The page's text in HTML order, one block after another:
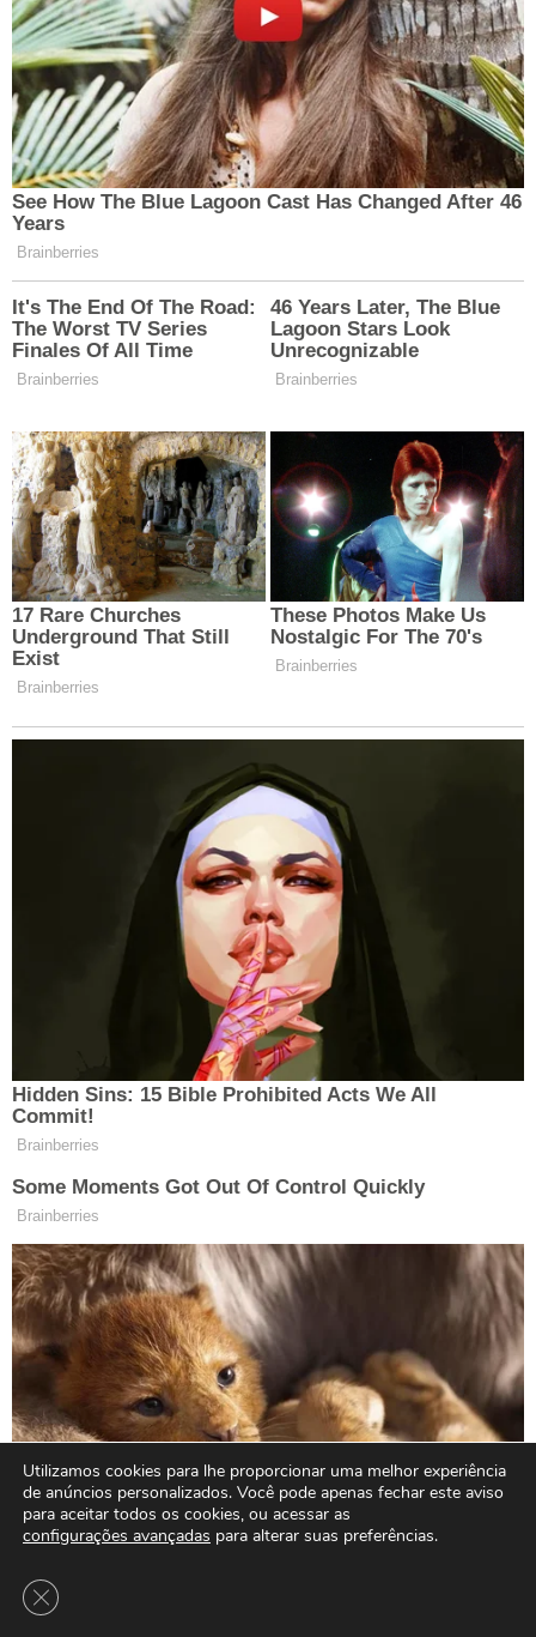
Utilizamos cookies para lhe proporcionar uma melhor experiência
de anúncios personalizados. Você pode apenas fechar este aviso
para aceitar todos os cookies, ou acessar as
configurações avançadas para alterar suas preferências.
Close GDPR Cookie Banner